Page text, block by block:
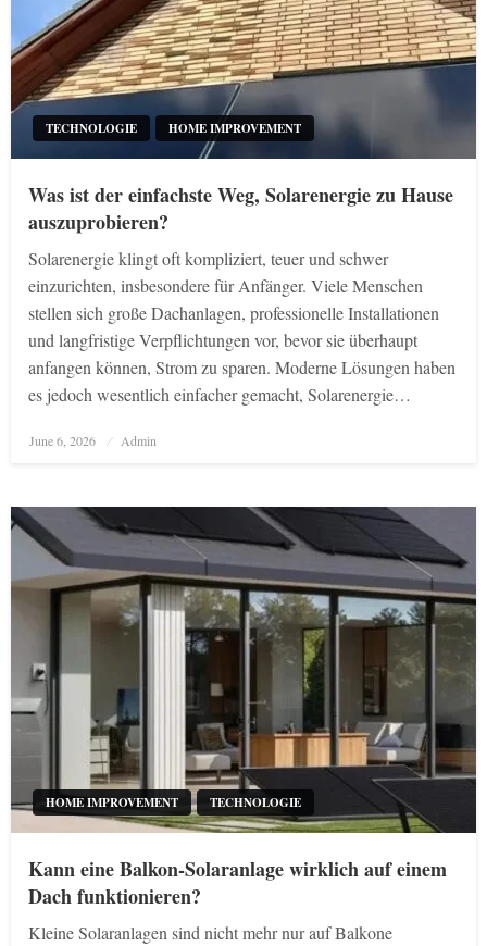
TECHNOLOGIE HOME IMPROVEMENT
Was ist der einfachste Weg, Solarenergie zu Hause
auszuprobieren?
Solarenergie klingt oft kompliziert, teuer und schwer
einzurichten, insbesondere für Anfänger. Viele Menschen
stellen sich große Dachanlagen, professionelle Installationen
und langfristige Verpflichtungen vor, bevor sie überhaupt
anfangen können, Strom zu sparen. Moderne Lösungen haben
es jedoch wesentlich einfacher gemacht, Solarenergie…
Posted
June 6, 2026 Admin
HOME IMPROVEMENT TECHNOLOGIE
Kann eine Balkon-Solaranlage wirklich auf einem
Dach funktionieren?
Kleine Solaranlagen sind nicht mehr nur auf Balkone